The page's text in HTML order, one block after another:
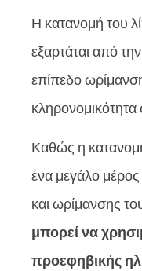
Η κατανομή του
εξαρτάται από
επίπεδο
Καθώς η
ένα μεγάλο μέρος
και ωρίμανσης
μπορεί να
προεφηβικής